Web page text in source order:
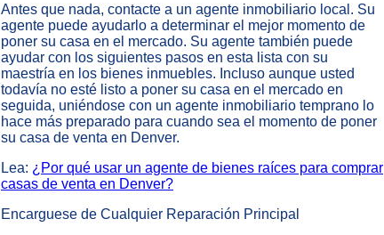
Antes que nada, contacte a un agente inmobiliario local. Su
agente puede ayudarlo a determinar el mejor momento de
poner su casa en el mercado. Su agente también puede
ayudar con los siguientes pasos en esta lista con su
maestría en los bienes inmuebles. Incluso aunque usted
todavía no esté listo a poner su casa en el mercado en
seguida, uniéndose con un agente inmobiliario temprano lo
hace más preparado para cuando sea el momento de poner
su casa de venta en Denver.
Lea: ¿Por qué usar un agente de bienes raíces para comprar
casas de venta en Denver?
Encarguese de Cualquier Reparación Principal